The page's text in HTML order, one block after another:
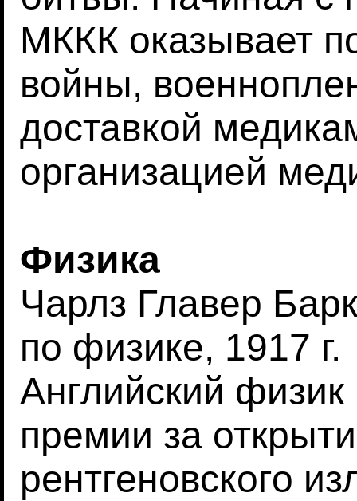
МККК оказывает
войны,
доставкой
организацией
Физика
Чарлз Главер
по физике, 1917 г.
Английский
премии за
рентгеновского